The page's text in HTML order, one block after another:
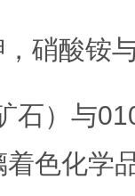
硝酸铵
石）与
色化学